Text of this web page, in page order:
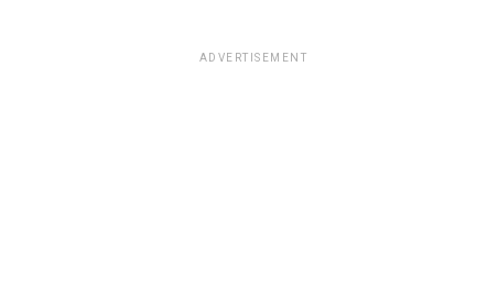
ADVERTISEMENT